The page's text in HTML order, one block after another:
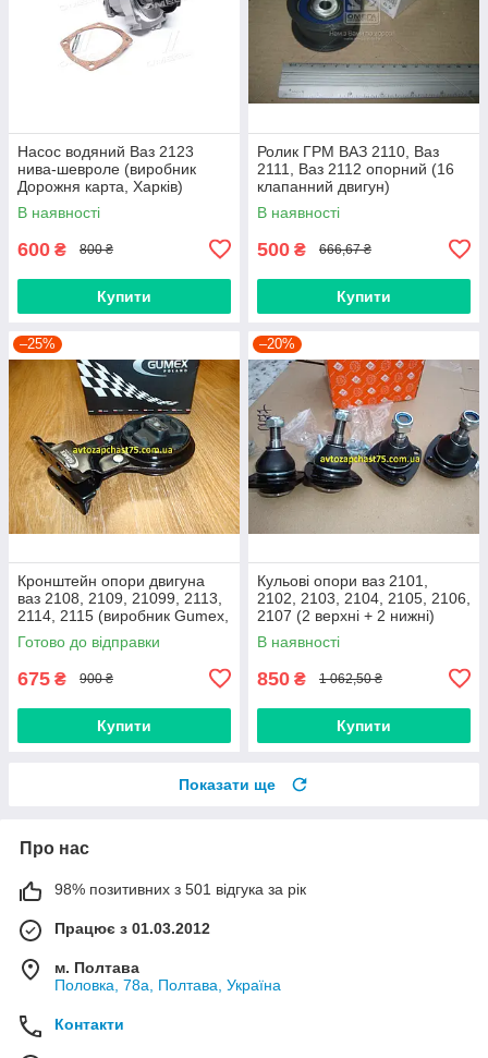
Насос водяний Ваз 2123
нива-шевроле (виробник
Дорожня карта, Харків)
В наявності
600 ₴ 800 ₴
Купити
Ролик ГРМ ВАЗ 2110, Ваз
2111, Ваз 2112 опорний (16
клапанний двигун)
В наявності
500 ₴ 666,67 ₴
Купити
–25%
Кронштейн опори двигуна
ваз 2108, 2109, 21099, 2113,
2114, 2115 (виробник Gumex,
Польща)
Готово до відправки
675 ₴ 900 ₴
Купити
–20%
Кульові опори ваз 2101,
2102, 2103, 2104, 2105, 2106,
2107 (2 верхні + 2 нижні)
Дорожня карта, Харків
В наявності
850 ₴ 1 062,50 ₴
Купити
Показати ще
Про нас
98% позитивних з 501 відгука за рік
Працює з 01.03.2012
м. Полтава
Половка, 78а, Полтава, Україна
Контакти